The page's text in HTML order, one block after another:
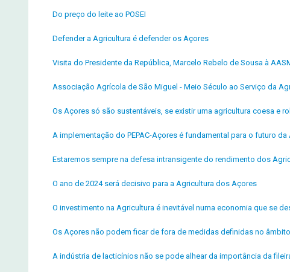
Do preço do leite ao POSEI
Defender a Agricultura é defender os Açores
Visita do Presidente da República, Marcelo Rebelo de Sousa à
Associação Agrícola de São Miguel - Meio Século ao Serviço da
Os Açores só são sustentáveis, se existir uma agricultura coesa e
A implementação do PEPAC-Açores é fundamental para o futuro da
Estaremos sempre na defesa intransigente do rendimento dos
O ano de 2024 será decisivo para a Agricultura dos Açores
O investimento na Agricultura é inevitável numa economia que se
Os Açores não podem ficar de fora de medidas definidas no
A indústria de lacticínios não se pode alhear da importância da